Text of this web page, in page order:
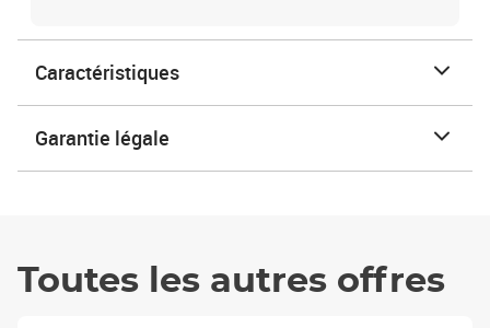
Caractéristiques
Garantie légale
Toutes les autres offres